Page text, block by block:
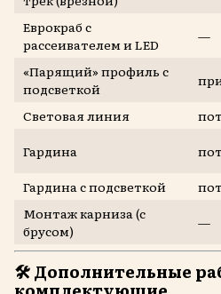
Еврокраб с
рассеивателем и LED
—
«Парящий» профиль с
подсветкой
Световая линия
Гардина
Гардина с подсветкой
Монтаж карниза (с
брусом)
—
🛠️Дополнительные